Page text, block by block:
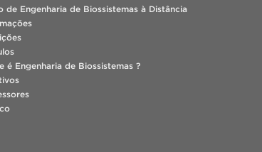
de Engenharia de Biossistemas à Distância
é Engenharia de Biossistemas ?